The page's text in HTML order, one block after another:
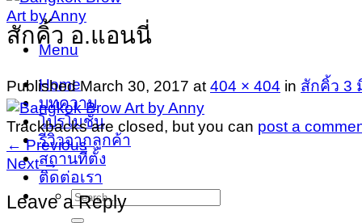
Menu
Home
บทความ
โปรโมชั่น
รีวิวจากลูกค้า
สถานที่ตั้ง
ติดต่อเรา
Search
for:
สักคิ้ว อ.แอนนี่
PublishedMarch 30, 2017 at 404 × 404 in สักคิ้ว 3
Trackbacks are closed, but you can post a
← Previous
Next→
Leave a Reply